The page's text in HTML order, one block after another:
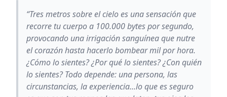
“Tres metros sobre el cielo es una sensación que
recorre tu cuerpo a 100.000 bytes por segundo,
provocando una irrigación sanguínea que nutre
el corazón hasta hacerlo bombear mil por hora.
¿Cómo lo sientes? ¿Por qué lo sientes? ¿Con quién
lo sientes? Todo depende: una persona, las
circunstancias, la experiencia...lo que es seguro